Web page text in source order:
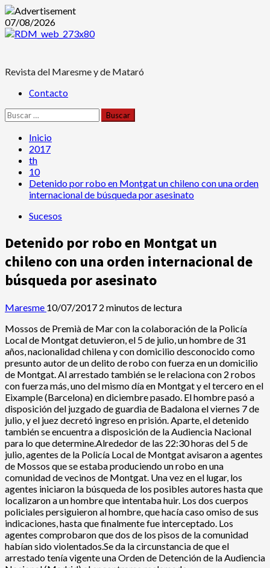
Saltar
al
07/08/2026
Revista del Maresme y de Mataró
Menú Contacto
Buscar:
Inicio
2017
th
10
Detenido por robo en Montgat un chileno con una orden
internacional de búsqueda por asesinato
Sucesos
Detenido por robo en Montgat un
chileno con una orden internacional de
búsqueda por asesinato
Maresme 10/07/2017 2 minutos de lectura
Mossos de Premià de Mar con la colaboración de la Policía
Local de Montgat detuvieron, el 5 de julio, un hombre de 31
años, nacionalidad chilena y con domicilio desconocido como
presunto autor de un delito de robo confuerza en un domicilio
de Montgat.Al arrestado también se le relaciona con 2 robos
con fuerza más, uno del mismo día en Montgat y el tercero en el
Eixample (Barcelona) en diciembre pasado. El hombre pasó a
disposición del juzgado de guardia de Badalona el viernes 7 de
julio, y el juez decretó ingreso en prisión.Aparte, el detenido
también se encuentra a disposición de la Audiencia Nacional
para lo que determine.Alrededor de las 22:30 horas del 5 de
julio, agentes de la Policía Local de Montgat avisaron a agentes
de Mossos que se estaba produciendo un robo en una
comunidad de vecinos de Montgat. Una vez en el lugar, los
agentes iniciaron la búsqueda de los posibles autores hasta que
localizaron a un hombre que intentaba huir. Los dos cuerpos
policiales persiguieron al hombre, que hacía caso omiso de sus
indicaciones, hasta que finalmente fue interceptado. Los
agentes comprobaron que dos de los pisos de la comunidad
habían sido violentados.Se da la circunstancia de que el
arrestado tenía vigente una Orden de Detención de la Audiencia